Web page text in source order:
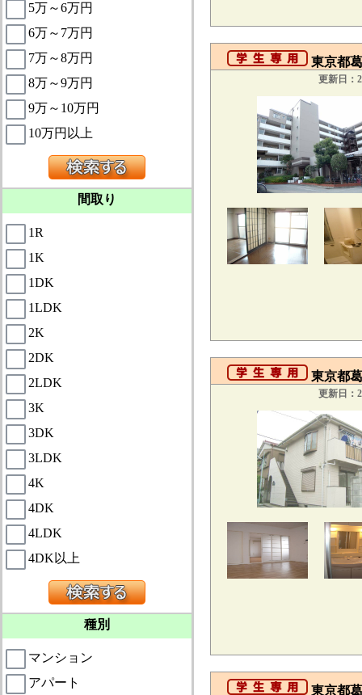
5万～6万円
6万～7万円
7万～8万円
8万～9万円
9万～10万円
10万円以上
間取り
1R
1K
1DK
1LDK
2K
2DK
2LDK
3K
3DK
3LDK
4K
4DK
4LDK
4DK以上
種別
マンション
アパート
東京都
更新日：
東京都
更新日：
東京都